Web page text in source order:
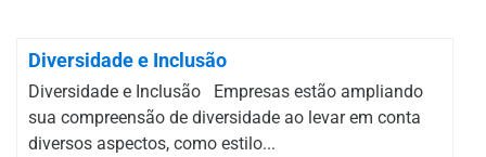
Diversidade e Inclusão
Diversidade e Inclusão Empresas estão ampliando
sua compreensão de diversidade ao levar em conta
diversos aspectos, como estilo...